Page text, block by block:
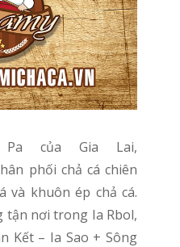
phối chả cá chiên
và khuôn ép chả cá.
tận nơi trong Ia Rbol,
Kết – Ia Sao + Sông